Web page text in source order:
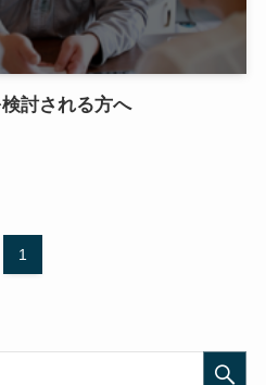
討される方へ
1